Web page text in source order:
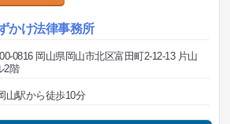
かけ法律事務所
0816 岡山県岡山市北区富田町2-12-13 片山
2階
山駅から徒歩10分